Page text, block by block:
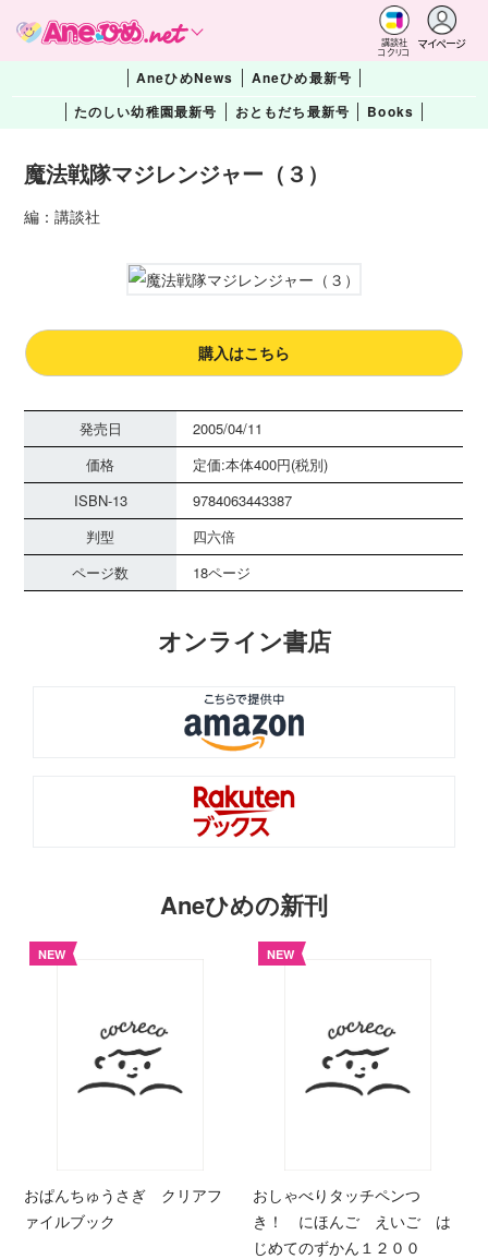
講談社
コクリコ
マイページ
AneひめNews
Aneひめ最新号
たのしい幼稚園最新号
おともだち最新号 Books
魔法戦隊マジレンジャー（３）
編：講談社
購入はこちら
発売日
2005/04/11
価格
定価:本体400円(税別)
ISBN-13
9784063443387
判型
四六倍
ページ数
18ページ
オンライン書店
Aneひめの新刊
NEW
おぱんちゅうさぎ クリアフ
ァイルブック
NEW
おしゃべりタッチペンつ
き！ にほんご えいご は
じめてのずかん１２００